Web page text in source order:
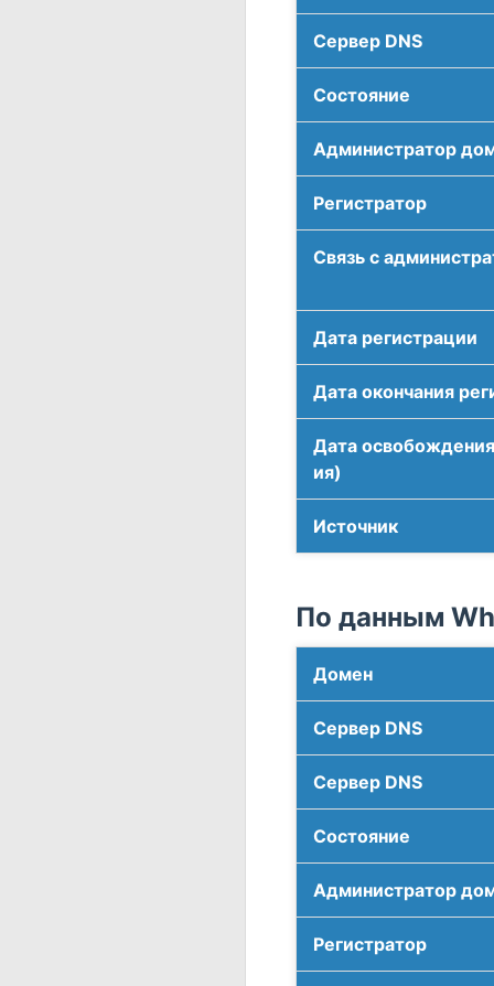
Сервер DNS
Соcтояние
Администратор
Регистратор
Связь с
Дата регистрации
Дата окончания
Дата
ия)
Источник
По данным
Домен
Сервер DNS
Сервер DNS
Соcтояние
Администратор
Регистратор